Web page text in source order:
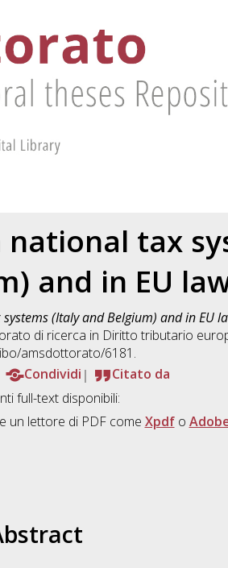
tax
and in EU
(Italy and Belgium) and in EU
di ricerca in Diritto tributario
amsdottorato/6181.
Condividi
Citato da
full-text disponibili:
un lettore di PDF come Xpdfo